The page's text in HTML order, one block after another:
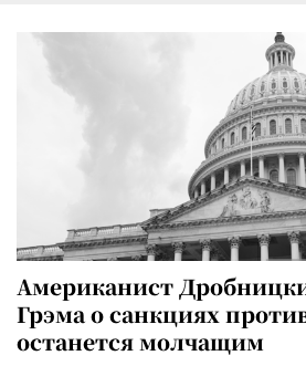
Американист
Грэма о санкциях
останется молчащим